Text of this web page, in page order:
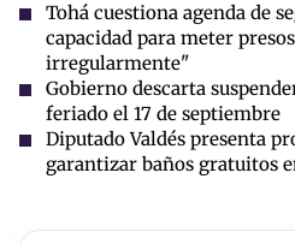
Tohá cuestiona agenda de
capacidad para meter
irregularmente"
Gobierno descarta
feriado el 17 de septiembre
Diputado Valdés presenta
garantizar baños gratuitos